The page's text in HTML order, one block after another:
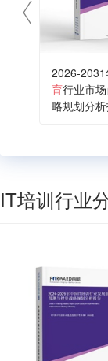
2026-2031
育行业市
略规划分
IT培训行业